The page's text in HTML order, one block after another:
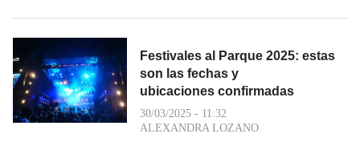
Festivales al Parque 2025: estas
son las fechas y
ubicaciones confirmadas
30/03/2025 - 11:32
ALEXANDRA LOZANO